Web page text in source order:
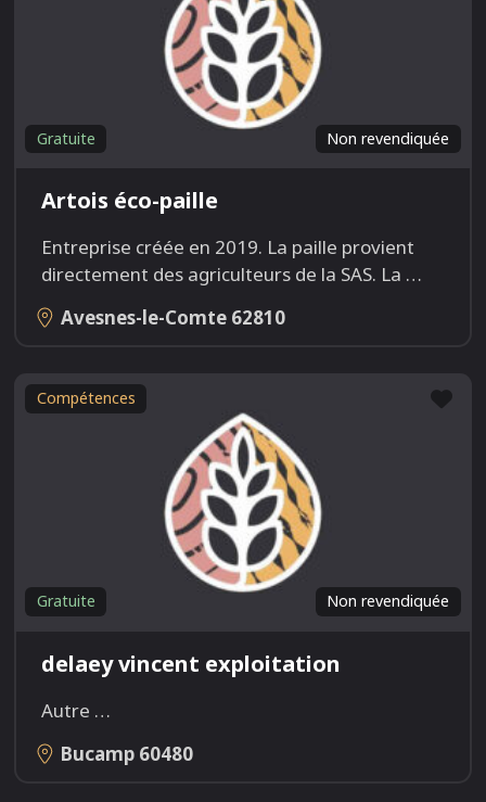
Non revendiquée
Gratuite
Artois éco-paille
Entreprise créée en 2019. La paille provient
directement des agriculteurs de la SAS. La …
Avesnes-le-Comte 62810
Compétences
Non revendiquée
Gratuite
delaey vincent exploitation
Autre …
Bucamp 60480